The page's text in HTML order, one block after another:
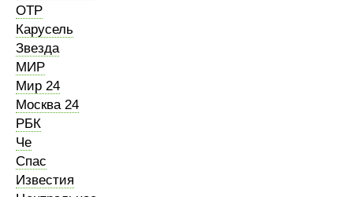
ОТР
Карусель
Звезда
МИР
Мир 24
Москва 24
РБК
Че
Спас
Известия